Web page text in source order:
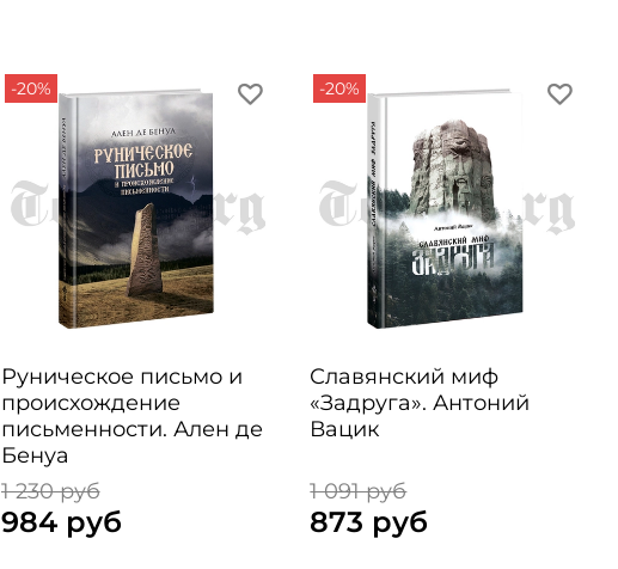
-20%
Руническое письмо и
происхождение
письменности. Ален де
Бенуа
1 230 руб
984 руб
-20%
Славянский миф
«Задруга». Антоний
Вацик
1 091 руб
873 руб